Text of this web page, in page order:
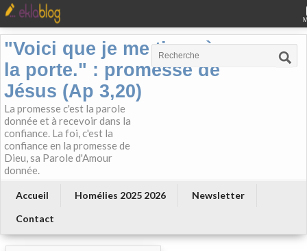
"Voici que je me tiens à
la porte." : promesse de
Jésus (Ap 3,20)
La promesse c'est la parole
donnée et à recevoir dans la
confiance. La foi, c'est la
confiance en la promesse de
Dieu, sa Parole d'Amour
donnée.
Accueil Homélies 2025 2026
Newsletter
Contact